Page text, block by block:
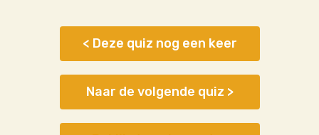
< Deze quiz nog een keer
Naar de volgende quiz >